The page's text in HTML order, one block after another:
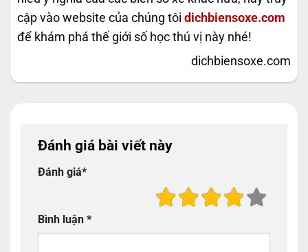
cập vào website của chúng tôi dichbiensoxe.com
để khám phá thế giới số học thú vị này nhé!
dichbiensoxe.com
Đánh giá bài viết này
Đánh giá*
Bình luận *